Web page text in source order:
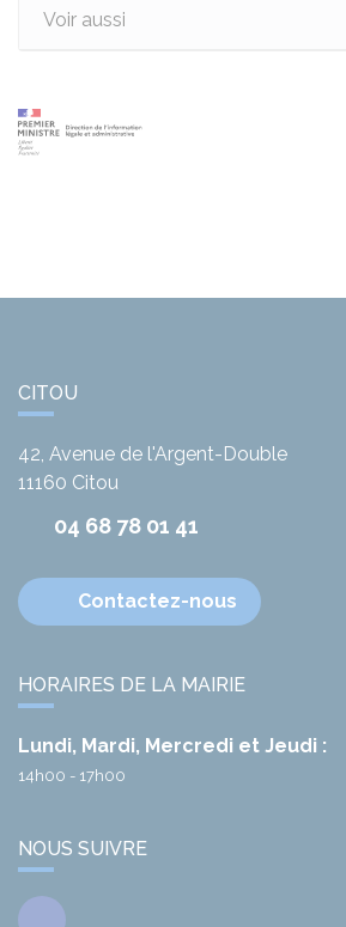
Voir aussi
CITOU
42, Avenue de l'Argent-Double
11160 Citou
04 68 78 01 41
Contactez-nous
HORAIRES DE LA MAIRIE
Lundi, Mardi, Mercredi et Jeudi :
14h00 - 17h00
NOUS SUIVRE